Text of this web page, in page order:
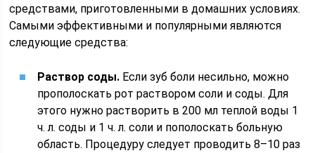
средствами, приготовленными в домашних условиях.
Самыми эффективными и популярными являются
следующие средства:
Раствор соды. Если зуб боли несильно, можно
прополоскать рот раствором соли и соды. Для
этого нужно растворить в 200 мл теплой воды 1
ч. л. соды и 1 ч. л. соли и пополоскать больную
область. Процедуру следует проводить 8–10 раз